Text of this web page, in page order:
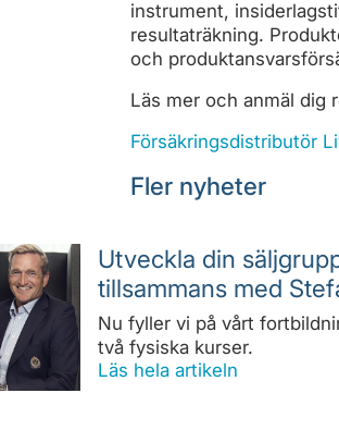
instrument,
resultaträkning.
och
Läs mer och anmäl dig
Försäkringsdistributör
Fler nyheter
Utveckla din
tillsammans med
Nu fyller vi på vårt
två fysiska kurser.
Läs hela artikeln